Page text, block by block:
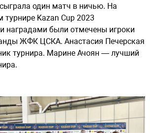
один матч в ничью. На
Kazan Cup 2023
наградами были отмечены игроки
ЖФК ЦСКА. Анастасия Печерская
турнира. Марине Ачоян — лучший